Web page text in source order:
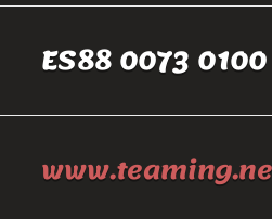
ES88 0073